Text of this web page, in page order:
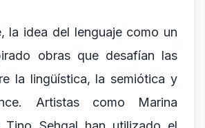
la idea del lenguaje como un
obras que desafían las
la lingüística, la semiótica y
Artistas como Marina